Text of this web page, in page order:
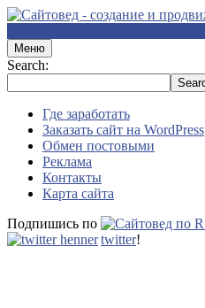
Меню
Search:
Где заработать
Заказать сайт на WordPress
Обмен постовыми
Реклама
Контакты
Карта сайта
Подпишись по
twitter!